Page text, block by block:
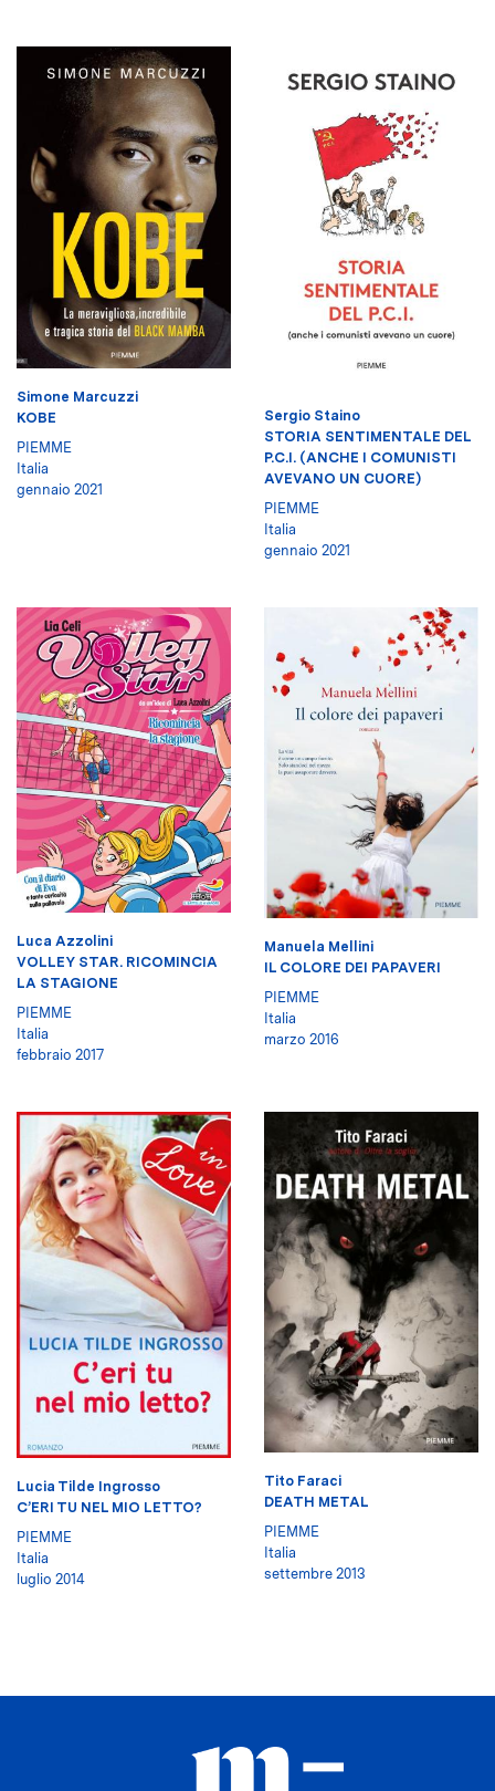
Simone Marcuzzi
KOBE
PIEMME
Italia
gennaio 2021
Sergio Staino
STORIA SENTIMENTALE DEL
P.C.I. (ANCHE I COMUNISTI
AVEVANO UN CUORE)
PIEMME
Italia
gennaio 2021
Luca Azzolini
VOLLEY STAR. RICOMINCIA
LA STAGIONE
PIEMME
Italia
febbraio 2017
Manuela Mellini
IL COLORE DEI PAPAVERI
PIEMME
Italia
marzo 2016
Lucia Tilde Ingrosso
C’ERI TU NEL MIO LETTO?
PIEMME
Italia
luglio 2014
Tito Faraci
DEATH METAL
PIEMME
Italia
settembre 2013